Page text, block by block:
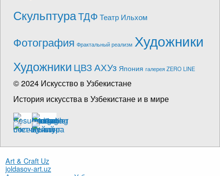
СкульптураТДФ Театр Ильхом
Фотография Фрактальный реализм Художники
Художники ЦВЗ АХУз Япония галерея ZERO LINE
© 2024 Искусство в Узбекистане
История искусства в Узбекистане и в мире
Art & Craft Uz
joldasov-art.uz